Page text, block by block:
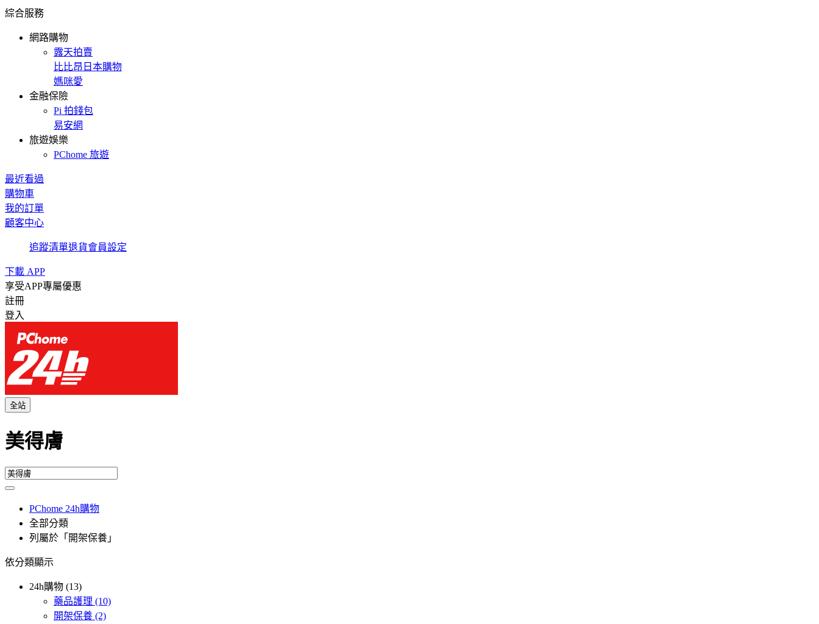
綜合服務
網路購物
露天拍賣
比比昂日本購物
媽咪愛
金融保險
Pi 拍錢包
易安網
旅遊娛樂
PChome 旅遊
最近看過
購物車
我的訂單
顧客中心
追蹤清單退貨會員設定
下載 APP
享受APP專屬優惠
註冊
登入
全站
美得膚
PChome 24h購物
全部分類
列屬於「開架保養」
依分類顯示
24h購物 (13)
藥品護理 (10)
開架保養 (2)